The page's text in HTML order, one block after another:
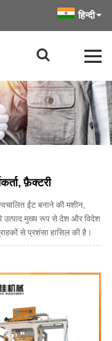
हिन्दी
फ़ैक्टरी
ईंट बनाने की मशीन,
उत्पाद मुख्य रूप से देश और विदेश
से प्रशंसा हासिल की है।